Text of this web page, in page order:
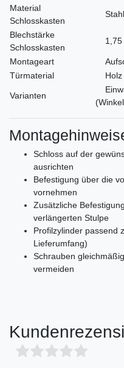
Material
Schlosskasten
Blechstärke
Schlosskasten
1,75
Montageart
Türmaterial
Holz
Varianten
Schloss auf der
ausrichten
Befestigung über die
vornehmen
Zusätzliche
verlängerten Stulpe
Profilzylinder passend
Lieferumfang)
Schrauben
vermeiden